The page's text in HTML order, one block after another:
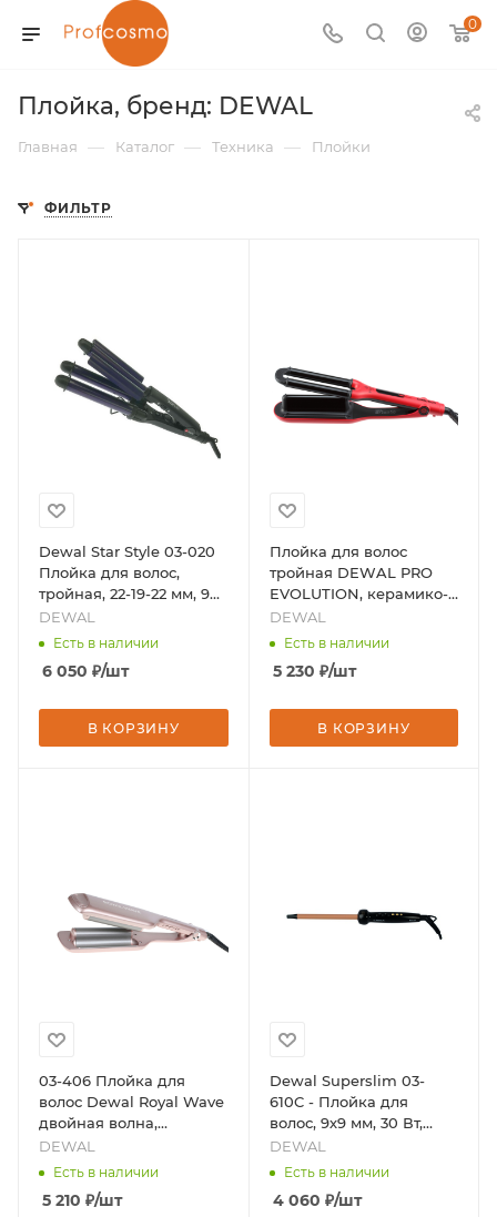
0
Плойка, бренд: DEWAL
Главная — Каталог — Техника — Плойки
ФИЛЬТР
Dewal Star Style 03-020
Плойка для волос,
тройная, 22-19-22 мм, 90
Вт, бренд - DEWAL
DEWAL
Есть в наличии
6 050 ₽/шт
В КОРЗИНУ
Плойка для волос
тройная DEWAL PRO
EVOLUTION, керамико-
турмалиновое, 25 мм,
100Вт, бренд - DEWAL
DEWAL
Есть в наличии
5 230 ₽/шт
В КОРЗИНУ
03-406 Плойка для
волос Dewal Royal Wave
двойная волна,
керамика-турмалин, с
терморег, 75 ВТ, бренд -
DEWAL
Есть в наличии
5 210 ₽/шт
Dewal Superslim 03-
610C - Плойка для
волос, 9х9 мм, 30 Вт,
бренд - DEWAL
DEWAL
Есть в наличии
4 060 ₽/шт